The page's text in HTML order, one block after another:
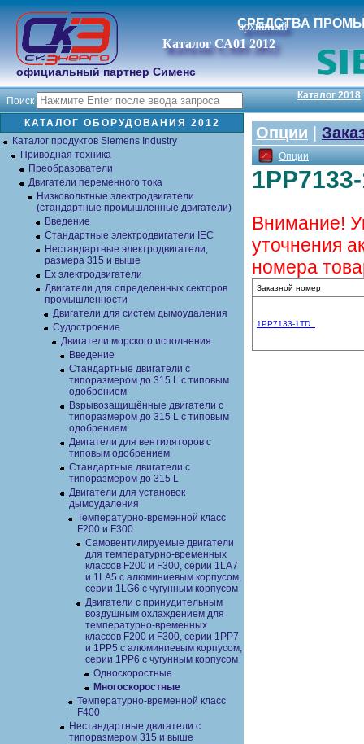
СРЕДСТВА
официальный партнер Сименс
Каталог СА01 2012
архивный
Поиск Каталог 2018
Опции
Опции
Внимание!
уточнения
номера
Заказной номер
1PP7133-1TD..
КАТАЛОГ ОБОРУДОВАНИЯ 2012
Каталог продуктов Siemens Industry
Приводная техника
Преобразователи
Двигатели переменного тока
Низковольтные электродвигатели
(стандартные промышленные двигатели)
Введение
Стандартные электродвигатели IEC
Нестандартные электродвигатели,
размера 315 и выше
Ex электродвигатели
Двигатели для определенных секторов
промышленности
Двигатели для систем дымоудаления
Судостроение
Двигатели морского исполнения
Введение
Cтандартные двигатели с
типоразмером до 315 L с типовым
одобрением
Взрывозащищённые двигатели с
типоразмером до 315 L с типовым
одобрением
Двигатели для вентиляторов с
типовым одобрением
Стандартные двигатели с
типоразмером до 315 L
Двигатели для установок
дымоудаления
Температурно-временной класс
F200 и F300
Самовентилируемые двигатели
для температурно-временных
классов F200 и F300, серии 1LA7
и 1LA5 с алюминиевым корпусом,
серии 1LG6 с чугунным корпусом
Двигатели с принудительным
воздушным охлаждением для
температурно-временных
классов F200 и F300, серии 1PP7
и 1PP5 с алюминиевым корпусом,
серии 1PP6 с чугунным корпусом
Односкоростные
Многоскоростные
Температурно-временной класс
F400
Нестандартные двигатели с
типоразмером 315 и выше